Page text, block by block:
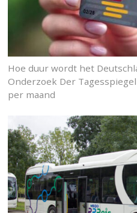
Hoe duur wordt het
Onderzoek Der
per maand